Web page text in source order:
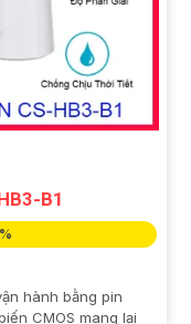
B1
hành bằng pin
CMOS mang lại